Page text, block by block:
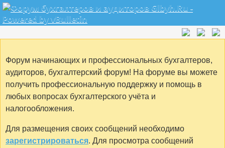
Форум начинающих и профессиональных бухгалтеров,
аудиторов, бухгалтерский форум! На форуме вы можете
получить профессиональную поддержку и помощь в
любых вопросах бухгалтерского учёта и
налогообложения.
Для размещения своих сообщений необходимо
зарегистрироваться. Для просмотра сообщений